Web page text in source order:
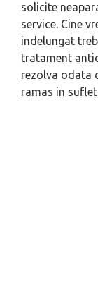
solicite
service. Cine
indelungat
tratament
rezolva odata
ramas in